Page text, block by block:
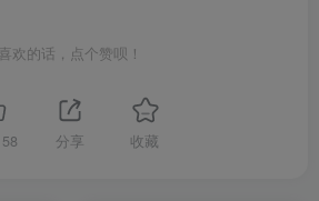
喜欢的话，点个赞呗！
58 分享 收藏